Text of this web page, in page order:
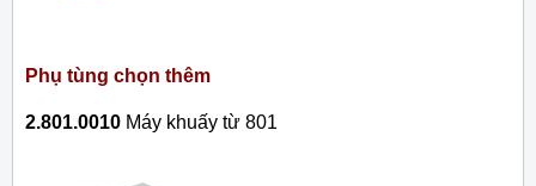
Phụ tùng chọn thêm
2.801.0010 Máy khuấy từ 801